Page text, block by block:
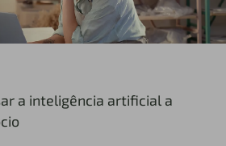
a inteligência artificial a